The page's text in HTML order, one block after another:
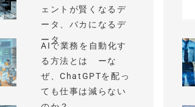
ェントが賢くなるデ
ータ、バカになるデ
ータ
AIで業務を自動化す
る方法とは ーな
ぜ、ChatGPTを配っ
ても仕事は減らない